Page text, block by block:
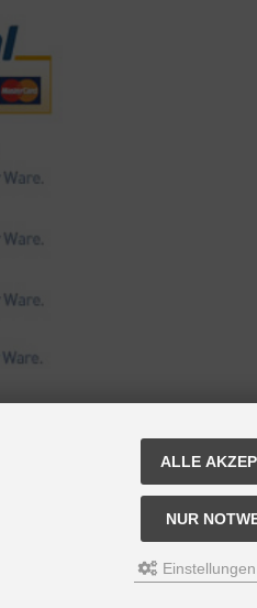
ALLE
NUR